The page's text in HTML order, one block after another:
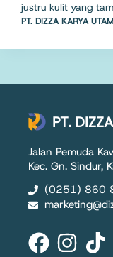
justru kulit yang
PT. DIZZA KARYA
PT.
Jalan Pemuda
Kec. Gn. Sindur,
(0251) 860